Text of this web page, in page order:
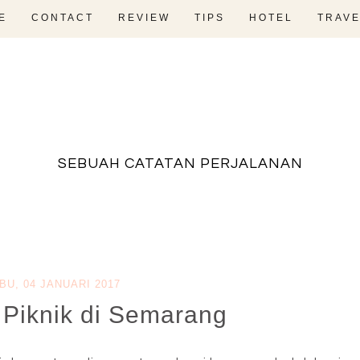
SEBUAH CATATAN PERJALANAN
CONTACT REVIEW TIPS HOTEL
04 JANUARI 2017
di Semarang